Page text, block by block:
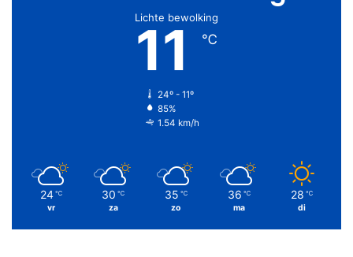
Lichte bewolking
11 ℃
24º - 11º
85%
1.54 km/h
24 ℃
vr
30 ℃
za
35 ℃
zo
36 ℃
ma
28 ℃
di